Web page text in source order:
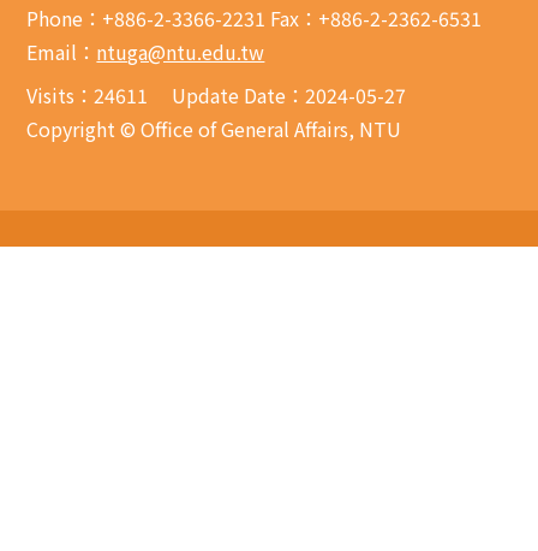
Phone：+886-2-3366-2231 Fax：+886-2-2362-6531
Email： ntuga@ntu.edu.tw
Visits： 24611
Update Date：2024-05-27
Copyright © Office of General Affairs, NTU